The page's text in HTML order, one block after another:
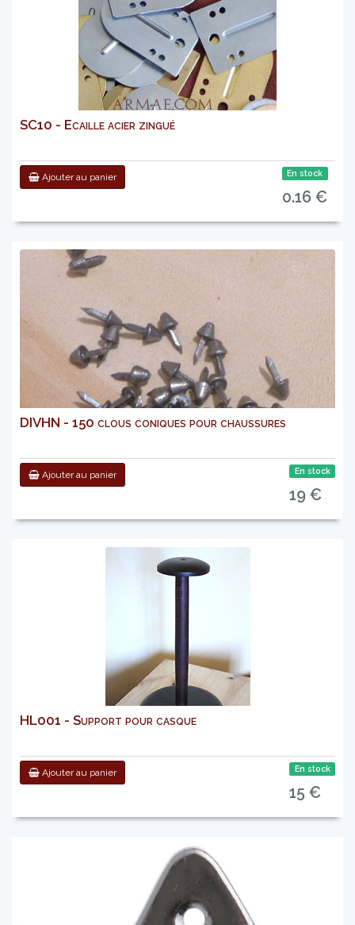
SC10 - Ecaille acier zingué
Ajouter au panier En stock
0.16 €
DIVHN - 150 clous coniques pour chaussures
Ajouter au panier En stock
19 €
HL001 - Support pour casque
Ajouter au panier En stock
15 €